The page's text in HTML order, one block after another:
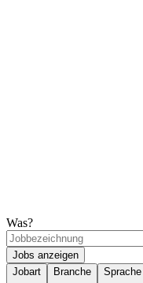
Was?
Jobs anzeigen
Jobart
Branche Sprache